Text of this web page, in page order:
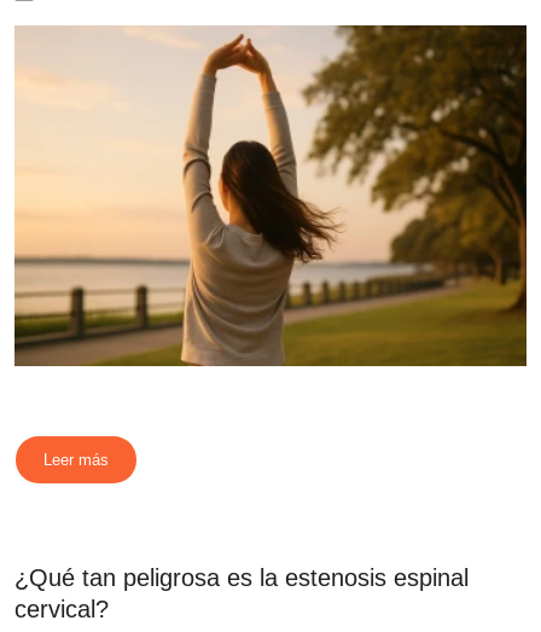
Leer más
¿Qué tan peligrosa es la estenosis espinal
cervical?